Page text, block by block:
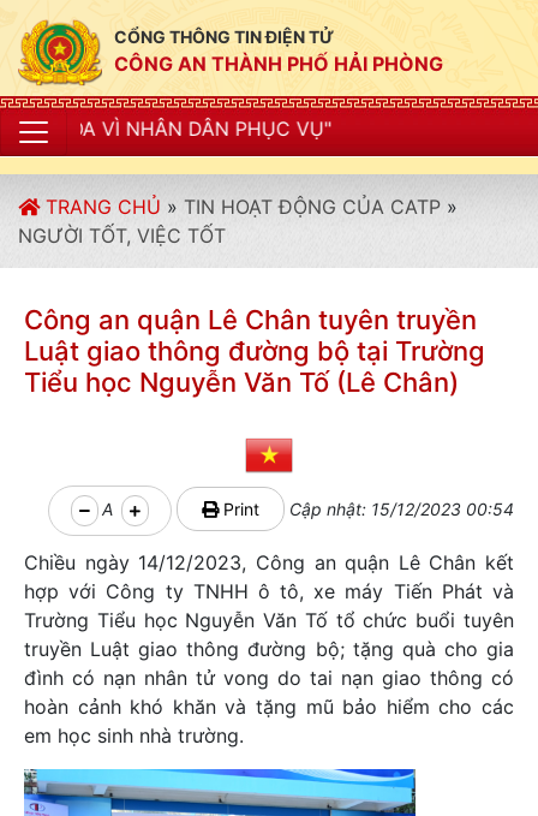
CỔNG THÔNG TIN ĐIỆN TỬ
CÔNG AN THÀNH PHỐ HẢI PHÒNG
PHỤC VỤ"
TRANG CHỦ » TIN HOẠT ĐỘNG CỦA CATP »
NGƯỜI TỐT, VIỆC TỐT
Công an quận Lê Chân tuyên truyền
Luật giao thông đường bộ tại Trường
Tiểu học Nguyễn Văn Tố (Lê Chân)
A Print Cập nhật: 15/12/2023 00:54
Chiều ngày 14/12/2023, Công an quận Lê Chân kết
hợp với Công ty TNHH ô tô, xe máy Tiến Phát và
Trường Tiểu học Nguyễn Văn Tố tổ chức buổi tuyên
truyền Luật giao thông đường bộ; tặng quà cho gia
đình có nạn nhân tử vong do tai nạn giao thông có
hoàn cảnh khó khăn và tặng mũ bảo hiểm cho các
em học sinh nhà trường.